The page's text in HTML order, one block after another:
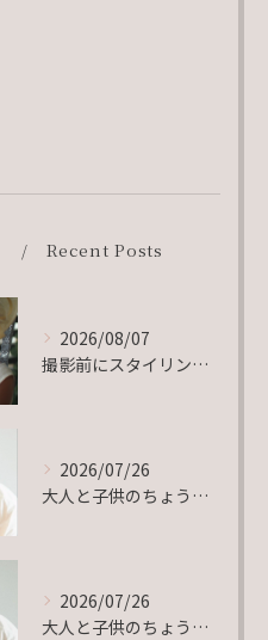
Recent Posts
2026/08/07
撮影前にスタイリングしている時に、ママさんがポロッと放った言...
2026/07/26
大人と子供のちょうど真ん中。
2026/07/26
大人と子供のちょうど真ん中。